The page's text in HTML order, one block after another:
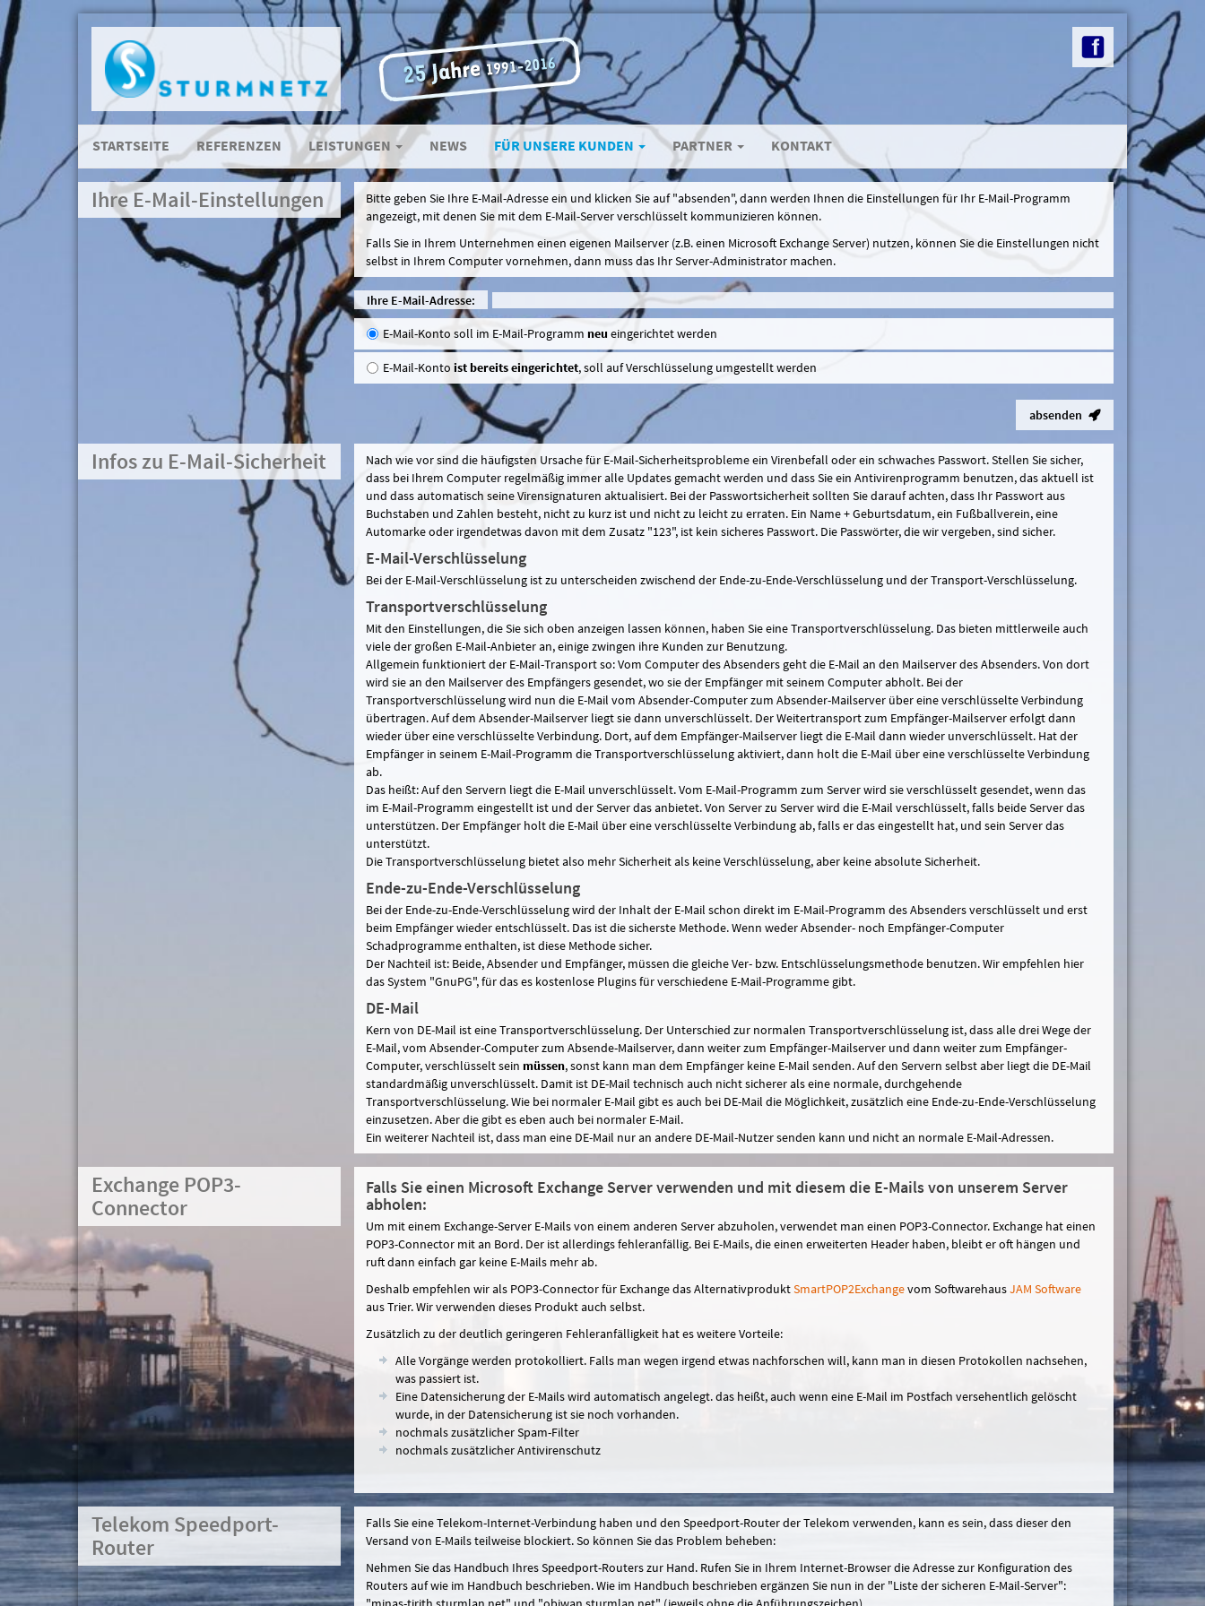
STARTSEITE REFERENZEN LEISTUNGEN NEWS FÜR UNSERE KUNDEN PARTNER KONTAKT
Ihre E-Mail-Einstellungen
Bitte geben Sie Ihre E-Mail-Adresse ein und klicken Sie auf "absenden", dann werden Ihnen die Einstellungen für Ihr E-Mail-Programm
angezeigt, mit denen Sie mit dem E-Mail-Server verschlüsselt kommunizieren können.
Falls Sie in Ihrem Unternehmen einen eigenen Mailserver (z.B. einen Microsoft Exchange Server) nutzen, können Sie die Einstellungen nicht
selbst in Ihrem Computer vornehmen, dann muss das Ihr Server-Administrator machen.
Ihre E-Mail-Adresse:
E-Mail-Konto soll im E-Mail-Programm neu eingerichtet werden
E-Mail-Konto ist bereits eingerichtet, soll auf Verschlüsselung umgestellt werden
absenden
Infos zu E-Mail-Sicherheit
Nach wie vor sind die häufigsten Ursache für E-Mail-Sicherheitsprobleme ein Virenbefall oder ein schwaches Passwort. Stellen Sie sicher,
dass bei Ihrem Computer regelmäßig immer alle Updates gemacht werden und dass Sie ein Antivirenprogramm benutzen, das aktuell ist
und dass automatisch seine Virensignaturen aktualisiert. Bei der Passwortsicherheit sollten Sie darauf achten, dass Ihr Passwort aus
Buchstaben und Zahlen besteht, nicht zu kurz ist und nicht zu leicht zu erraten. Ein Name + Geburtsdatum, ein Fußballverein, eine
Automarke oder irgendetwas davon mit dem Zusatz "123", ist kein sicheres Passwort. Die Passwörter, die wir vergeben, sind sicher.
E-Mail-Verschlüsselung
Bei der E-Mail-Verschlüsselung ist zu unterscheiden zwischend der Ende-zu-Ende-Verschlüsselung und der Transport-Verschlüsselung.
Transportverschlüsselung
Mit den Einstellungen, die Sie sich oben anzeigen lassen können, haben Sie eine Transportverschlüsselung. Das bieten mittlerweile auch
viele der großen E-Mail-Anbieter an, einige zwingen ihre Kunden zur Benutzung.
Allgemein funktioniert der E-Mail-Transport so: Vom Computer des Absenders geht die E-Mail an den Mailserver des Absenders. Von dort
wird sie an den Mailserver des Empfängers gesendet, wo sie der Empfänger mit seinem Computer abholt. Bei der
Transportverschlüsselung wird nun die E-Mail vom Absender-Computer zum Absender-Mailserver über eine verschlüsselte Verbindung
übertragen. Auf dem Absender-Mailserver liegt sie dann unverschlüsselt. Der Weitertransport zum Empfänger-Mailserver erfolgt dann
wieder über eine verschlüsselte Verbindung. Dort, auf dem Empfänger-Mailserver liegt die E-Mail dann wieder unverschlüsselt. Hat der
Empfänger in seinem E-Mail-Programm die Transportverschlüsselung aktiviert, dann holt die E-Mail über eine verschlüsselte Verbindung
ab.
Das heißt: Auf den Servern liegt die E-Mail unverschlüsselt. Vom E-Mail-Programm zum Server wird sie verschlüsselt gesendet, wenn das
im E-Mail-Programm eingestellt ist und der Server das anbietet. Von Server zu Server wird die E-Mail verschlüsselt, falls beide Server das
unterstützen. Der Empfänger holt die E-Mail über eine verschlüsselte Verbindung ab, falls er das eingestellt hat, und sein Server das
unterstützt.
Die Transportverschlüsselung bietet also mehr Sicherheit als keine Verschlüsselung, aber keine absolute Sicherheit.
Ende-zu-Ende-Verschlüsselung
Bei der Ende-zu-Ende-Verschlüsselung wird der Inhalt der E-Mail schon direkt im E-Mail-Programm des Absenders verschlüsselt und erst
beim Empfänger wieder entschlüsselt. Das ist die sicherste Methode. Wenn weder Absender- noch Empfänger-Computer
Schadprogramme enthalten, ist diese Methode sicher.
Der Nachteil ist: Beide, Absender und Empfänger, müssen die gleiche Ver- bzw. Entschlüsselungsmethode benutzen. Wir empfehlen hier
das System "GnuPG", für das es kostenlose Plugins für verschiedene E-Mail-Programme gibt.
DE-Mail
Kern von DE-Mail ist eine Transportverschlüsselung. Der Unterschied zur normalen Transportverschlüsselung ist, dass alle drei Wege der
E-Mail, vom Absender-Computer zum Absende-Mailserver, dann weiter zum Empfänger-Mailserver und dann weiter zum Empfänger-
Computer, verschlüsselt sein müssen, sonst kann man dem Empfänger keine E-Mail senden. Auf den Servern selbst aber liegt die DE-Mail
standardmäßig unverschlüsselt. Damit ist DE-Mail technisch auch nicht sicherer als eine normale, durchgehende
Transportverschlüsselung. Wie bei normaler E-Mail gibt es auch bei DE-Mail die Möglichkeit, zusätzlich eine Ende-zu-Ende-Verschlüsselung
einzusetzen. Aber die gibt es eben auch bei normaler E-Mail.
Ein weiterer Nachteil ist, dass man eine DE-Mail nur an andere DE-Mail-Nutzer senden kann und nicht an normale E-Mail-Adressen.
Exchange POP3-
Connector
Falls Sie einen Microsoft Exchange Server verwenden und mit diesem die E-Mails von unserem Server
abholen:
Um mit einem Exchange-Server E-Mails von einem anderen Server abzuholen, verwendet man einen POP3-Connector. Exchange hat einen
POP3-Connector mit an Bord. Der ist allerdings fehleranfällig. Bei E-Mails, die einen erweiterten Header haben, bleibt er oft hängen und
ruft dann einfach gar keine E-Mails mehr ab.
Deshalb empfehlen wir als POP3-Connector für Exchange das AlternativproduktSmartPOP2Exchangevom SoftwarehausJAM Software
aus Trier. Wir verwenden dieses Produkt auch selbst.
Zusätzlich zu der deutlich geringeren Fehleranfälligkeit hat es weitere Vorteile:
Alle Vorgänge werden protokolliert. Falls man wegen irgend etwas nachforschen will, kann man in diesen Protokollen nachsehen,
was passiert ist.
Eine Datensicherung der E-Mails wird automatisch angelegt. das heißt, auch wenn eine E-Mail im Postfach versehentlich gelöscht
wurde, in der Datensicherung ist sie noch vorhanden.
nochmals zusätzlicher Spam-Filter
nochmals zusätzlicher Antivirenschutz
Telekom Speedport-
Router
Falls Sie eine Telekom-Internet-Verbindung haben und den Speedport-Router der Telekom verwenden, kann es sein, dass dieser den
Versand von E-Mails teilweise blockiert. So können Sie das Problem beheben:
Nehmen Sie das Handbuch Ihres Speedport-Routers zur Hand. Rufen Sie in Ihrem Internet-Browser die Adresse zur Konfiguration des
Routers auf wie im Handbuch beschrieben. Wie im Handbuch beschrieben ergänzen Sie nun in der "Liste der sicheren E-Mail-Server":